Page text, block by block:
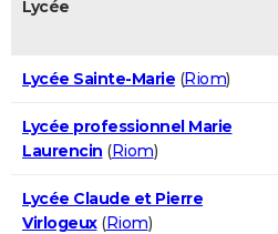
Lycée
Lycée Sainte-Marie (Riom)
Lycée professionnel Marie
Laurencin (Riom)
Lycée Claude et Pierre
Virlogeux(Riom)